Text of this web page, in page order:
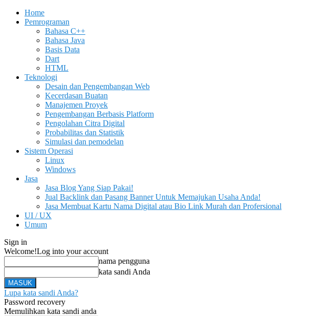
Home
Pemrograman
Bahasa C++
Bahasa Java
Basis Data
Dart
HTML
Teknologi
Desain dan Pengembangan Web
Kecerdasan Buatan
Manajemen Proyek
Pengembangan Berbasis Platform
Pengolahan Citra Digital
Probabilitas dan Statistik
Simulasi dan pemodelan
Sistem Operasi
Linux
Windows
Jasa
Jasa Blog Yang Siap Pakai!
Jual Backlink dan Pasang Banner Untuk Memajukan Usaha Anda!
Jasa Membuat Kartu Nama Digital atau Bio Link Murah dan Profersional
UI / UX
Umum
Sign in
Welcome!Log into your account
nama pengguna
kata sandi Anda
Lupa kata sandi Anda?
Password recovery
Memulihkan kata sandi anda